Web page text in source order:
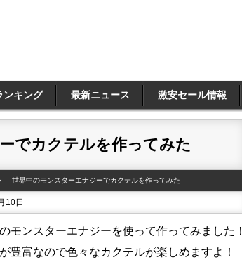
ンキング 最新ニュース 激安セール情報
でカクテルを作ってみた
世界中のモンスターエナジーでカクテルを作ってみた
10日
モンスターエナジーを使って作ってみました！
豊富なので色々なカクテルが楽しめますよ！